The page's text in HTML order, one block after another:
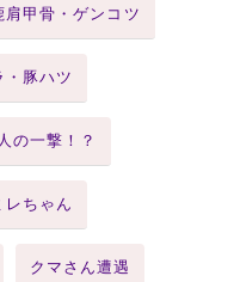
肩甲骨・ゲンコツ
・豚ハツ
の一撃！？
レちゃん
クマさん遭遇